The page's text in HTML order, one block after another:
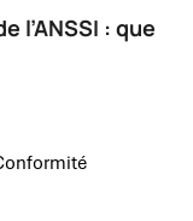
l’ANSSI : que